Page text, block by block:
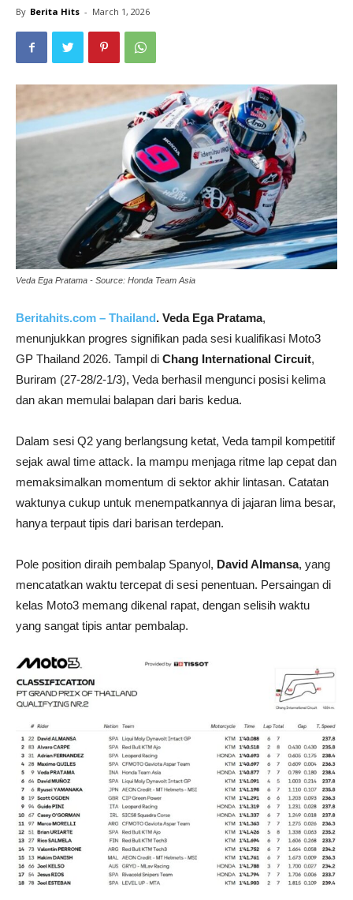
By Berita Hits - March 1, 2026
Veda Ega Pratama - Source: Honda Team Asia
Beritahits.com – Thailand. Veda Ega Pratama,
menunjukkan progres signifikan pada sesi kualifikasi Moto3
GP Thailand 2026. Tampil di Chang International Circuit,
Buriram (27-28/2-1/3), Veda berhasil mengunci posisi kelima
dan akan memulai balapan dari baris kedua.
Dalam sesi Q2 yang berlangsung ketat, Veda tampil kompetitif
sejak awal time attack. Ia mampu menjaga ritme lap cepat dan
memaksimalkan momentum di sektor akhir lintasan. Catatan
waktunya cukup untuk menempatkannya di jajaran lima besar,
hanya terpaut tipis dari barisan terdepan.
Pole position diraih pembalap Spanyol, David Almansa, yang
mencatatkan waktu tercepat di sesi penentuan. Persaingan di
kelas Moto3 memang dikenal rapat, dengan selisih waktu
yang sangat tipis antar pembalap.